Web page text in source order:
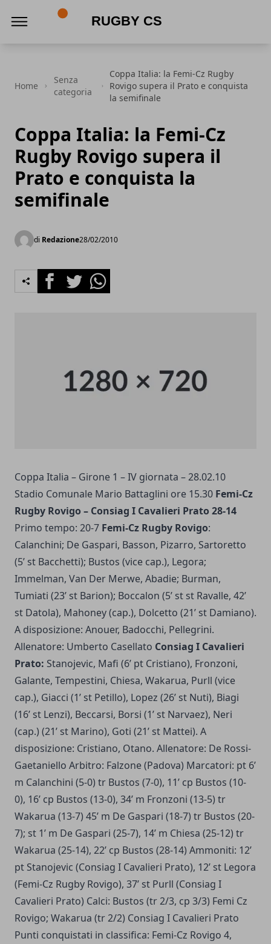
Home
Senza
categoria
Coppa Italia: la Femi-Cz Rugby
Rovigo supera il Prato e conquista
la semifinale
Coppa Italia: la Femi-Cz
Rugby Rovigo supera il
Prato e conquista la
semifinale
di Redazione28/02/2010
FacebookTwitterWhatsapp
Coppa Italia – Girone 1 – IV giornata – 28.02.10
Stadio Comunale Mario Battaglini ore 15.30 Femi-Cz
Rugby Rovigo – Consiag I Cavalieri Prato 28-14
Primo tempo: 20-7 Femi-Cz Rugby Rovigo:
Calanchini; De Gaspari, Basson, Pizarro, Sartoretto
(5’ st Bacchetti); Bustos (vice cap.), Legora;
Immelman, Van Der Merwe, Abadie; Burman,
Tumiati (23’ st Barion); Boccalon (5’ st st Ravalle, 42’
st Datola), Mahoney (cap.), Dolcetto (21’ st Damiano).
A disposizione: Anouer, Badocchi, Pellegrini.
Allenatore: Umberto Casellato Consiag I Cavalieri
Prato: Stanojevic, Mafi (6’ pt Cristiano), Fronzoni,
Galante, Tempestini, Chiesa, Wakarua, Purll (vice
cap.), Giacci (1’ st Petillo), Lopez (26’ st Nuti), Biagi
(16’ st Lenzi), Beccarsi, Borsi (1’ st Narvaez), Neri
(cap.) (21’ st Marino), Goti (21’ st Mattei). A
disposizione: Cristiano, Otano. Allenatore: De Rossi-
Gaetaniello Arbitro: Falzone (Padova) Marcatori: pt 6’
m Calanchini (5-0) tr Bustos (7-0), 11’ cp Bustos (10-
0), 16’ cp Bustos (13-0), 34’ m Fronzoni (13-5) tr
Wakarua (13-7) 45’ m De Gaspari (18-7) tr Bustos (20-
7); st 1’ m De Gaspari (25-7), 14’ m Chiesa (25-12) tr
Wakarua (25-14), 22’ cp Bustos (28-14) Ammoniti: 12’
pt Stanojevic (Consiag I Cavalieri Prato), 12’ st Legora
(Femi-Cz Rugby Rovigo), 37’ st Purll (Consiag I
Cavalieri Prato) Calci: Bustos (tr 2/3, cp 3/3) Femi Cz
Rovigo; Wakarua (tr 2/2) Consiag I Cavalieri Prato
Punti conquistati in classifica: Femi-Cz Rovigo 4,